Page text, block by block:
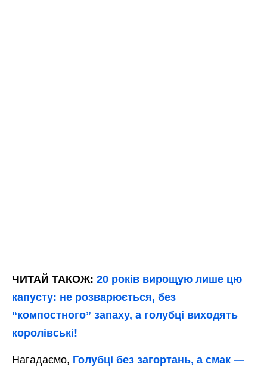
ЧИТАЙ ТАКОЖ: 20 років вирощую лише цю
капусту: не розварюється, без
“компостного” запаху, а голубці виходять
королівські!
Нагадаємо, Голубці без загортань, а смак —